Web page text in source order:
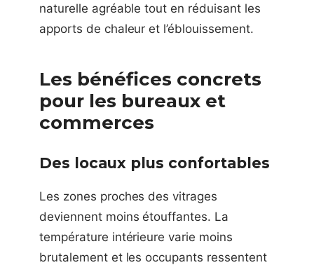
naturelle agréable tout en réduisant les
apports de chaleur et l’éblouissement.
Les bénéfices concrets
pour les bureaux et
commerces
Des locaux plus confortables
Les zones proches des vitrages
deviennent moins étouffantes. La
température intérieure varie moins
brutalement et les occupants ressentent